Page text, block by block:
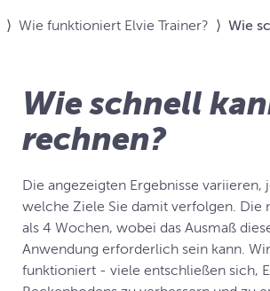
⟩ Wie funktioniert Elvie Trainer? ⟩ Wie
Wie schnell
rechnen?
Die angezeigten Ergebnisse
welche Ziele Sie damit verfolgen. Die
als 4 Wochen, wobei das Ausmaß
Anwendung erforderlich sein kann.
funktioniert - viele entschließen sich,